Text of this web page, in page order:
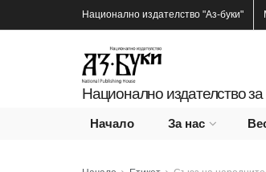
Национално издателство "Аз-буки"
Национално издателство
Начало За нас